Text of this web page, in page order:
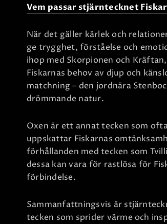
Vem passar stjärntecknet
När det gäller kärlek och
ge trygghet, förståelse och
ihop med Skorpionen och
Fiskarnas behov av djup och
matchning – den jordnära
drömmande natur.
Oxen är ett annat tecken som
uppskattar Fiskarnas
förhållanden med tecken som
dessa kan vara för rastlösa för
förbindelse.
Sammanfattningsvis är
tecken som sprider värme och